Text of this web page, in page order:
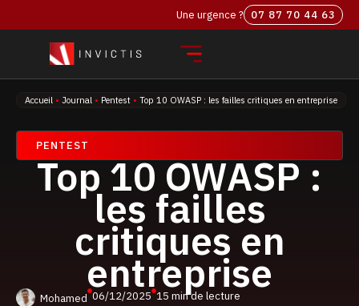
Une urgence ? 07 87 70 44 63‬
Accueil • Journal • Pentest • Top 10 OWASP : les failles critiques en entreprise
PENTEST
Top 10 OWASP :
les failles
critiques en
entreprise
Mohamed 06/12/2025 15 min de lecture